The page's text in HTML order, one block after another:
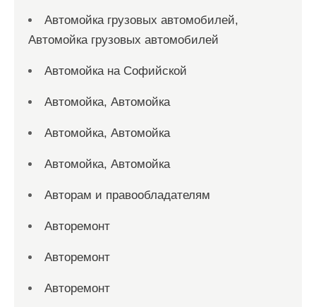
Автомойка грузовых автомобилей,
Автомойка грузовых автомобилей
Автомойка на Софийской
Автомойка, Автомойка
Автомойка, Автомойка
Автомойка, Автомойка
Авторам и правообладателям
Авторемонт
Авторемонт
Авторемонт